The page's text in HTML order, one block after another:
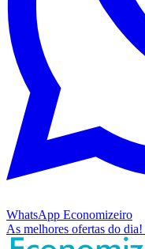
WhatsApp Economizeiro
As melhores ofertas do dia!